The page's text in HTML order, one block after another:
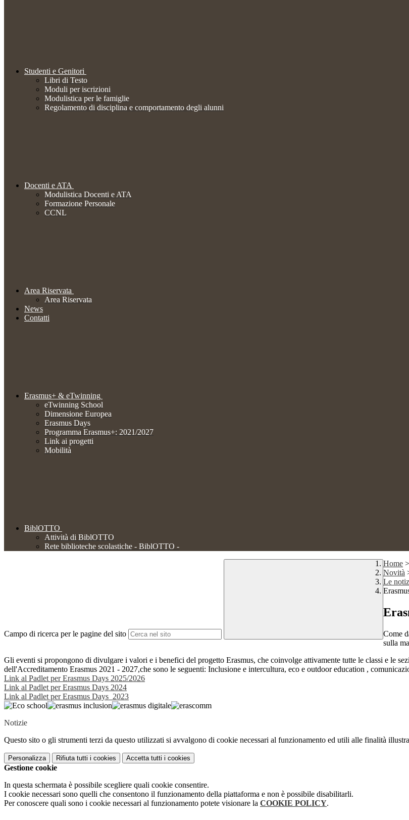
Studenti e Genitori
Libri di Testo
Moduli per iscrizioni
Modulistica per le famiglie
Regolamento di disciplina e comportamento degli alunni
Docenti e ATA
Modulistica Docenti e ATA
Formazione Personale
CCNL
Area Riservata
Area Riservata
News
Contatti
Erasmus+ & eTwinning
eTwinning School
Dimensione Europea
Erasmus Days
Programma Erasmus+: 2021/2027
Link ai progetti
Mobilità
BiblOTTO
Attività di BiblOTTO
Rete biblioteche scolastiche - BiblOTTO -
Campo di ricerca per le pagine del sito
Home >
Novità
Le
Come
sulla
Gli eventi si propongono di divulgare i valori e i benefici del progetto Erasmus, che coinvolge attivamente tutte le classi e le
dell'Accreditamento Erasmus 2021 - 2027,che sono le seguenti: Inclusione e intercultura, eco e outdoor education ,
Link al Padlet per Erasmus Days 2025/2026
Link al Padlet per Erasmus Days 2024
Link al Padlet per Erasmus Days 2023
Notizie
Questo sito o gli strumenti terzi da questo utilizzati si avvalgono di cookie necessari al funzionamento ed utili alle finalità
Personalizza Rifiuta tutti i cookies Accetta tutti i cookies
Gestione cookie
In questa schermata è possibile scegliere quali cookie consentire.
I cookie necessari sono quelli che consentono il funzionamento della piattaforma e non è possibile disabilitarli.
Per conoscere quali sono i cookie necessari al funzionamento potete visionare la COOKIE POLICY.